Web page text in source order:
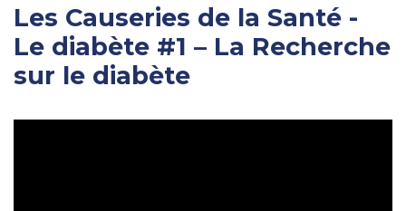
Les Causeries de la Santé -
Le diabète #1 – La Recherche
sur le diabète